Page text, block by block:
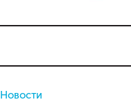
Новости